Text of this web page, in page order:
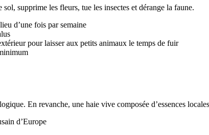
supprime les fleurs, tue les insectes et dérange la faune.
d’une fois par semaine
pour laisser aux petits animaux le temps de fuir
En revanche, une haie vive composée d’essences
d’Europe